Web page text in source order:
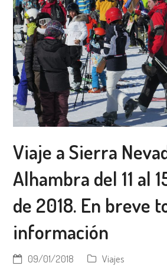
Viaje a Sierra
Alhambra del 11 al
de 2018. En breve
información
09/01/2018 Viajes